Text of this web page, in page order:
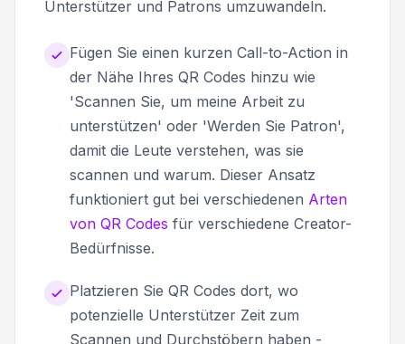
Unterstützer und Patrons umzuwandeln.
Fügen Sie einen kurzen Call-to-Action in
der Nähe Ihres QR Codes hinzu wie
'Scannen Sie, um meine Arbeit zu
unterstützen' oder 'Werden Sie Patron',
damit die Leute verstehen, was sie
scannen und warum. Dieser Ansatz
funktioniert gut bei verschiedenen Arten
von QR Codes für verschiedene Creator-
Bedürfnisse.
Platzieren Sie QR Codes dort, wo
potenzielle Unterstützer Zeit zum
Scannen und Durchstöbern haben -